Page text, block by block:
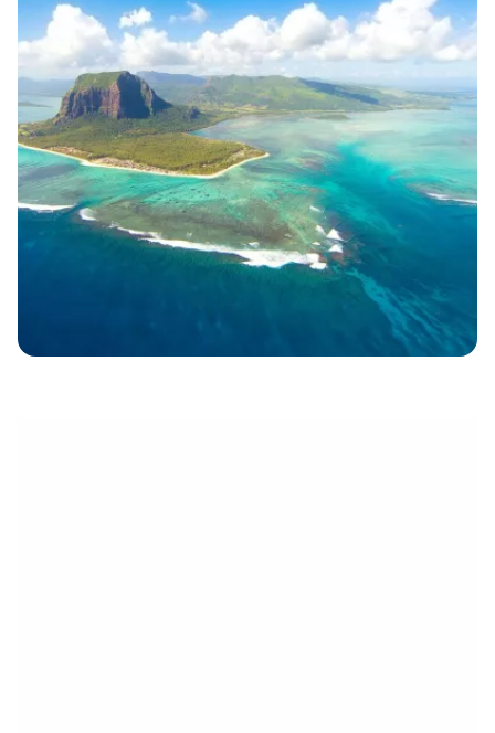
Poursuivre avec le courrier
électronique